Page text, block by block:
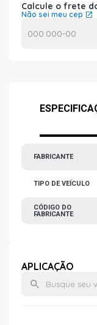
Calcule o frete
Não sei meu cep
FABRICANTE
TIPO DE VEÍCULO
CÓDIGO DO
FABRICANTE
APLICAÇÃO